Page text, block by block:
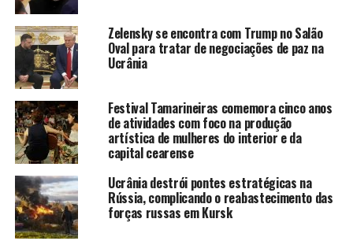
NOTÍCIAS
A SEGUIR
Desastres ambientais em 2024 custaram R$ 26 bilhões
ao Brasil e deixaram quase uma vítima fatal por dia
Em meio ao tratamento contra o câncer, James Van Der
Beek surpreende fãs com aparição virtual emocionante
Grupo Mais
Zelensky se encontra com Trump no Salão
Oval para tratar de negociações de paz na
Ucrânia
Festival Tamarineiras comemora cinco anos
de atividades com foco na produção
artística de mulheres do interior e da
capital cearense
Ucrânia destrói pontes estratégicas na
Rússia, complicando o reabastecimento das
forças russas em Kursk